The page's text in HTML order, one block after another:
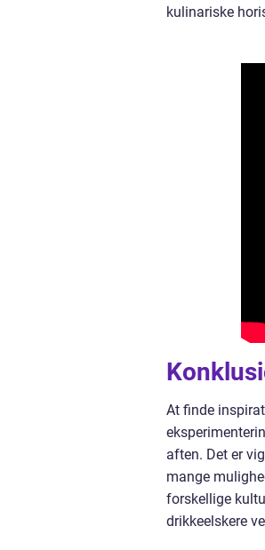
kulinariske
At finde
aften. Det er
mange
forskellige
drikkeelskere